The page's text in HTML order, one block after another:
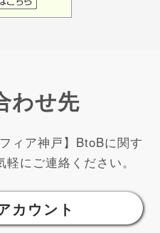
わせ先
ィア神戸】BtoBに関す
にご連絡ください。
カウント